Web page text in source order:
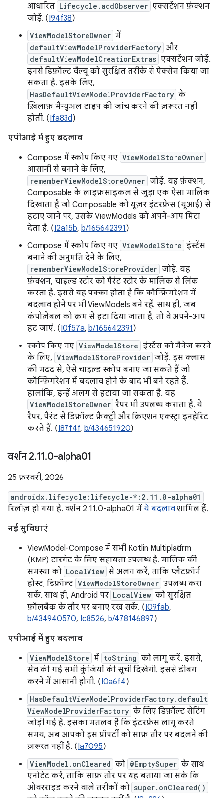
आधारित Lifecycle.addObserver एक्सटेंशन फ़ंक्शन
जोड़ें. (I94f38)
ViewModelStoreOwner में
defaultViewModelProviderFactory और
defaultViewModelCreationExtras एक्सटेंशन जोड़ें.
इनसे डिफ़ॉल्ट वैल्यू को सुरक्षित तरीके से ऐक्सेस किया जा
सकता है. इसके लिए,
HasDefaultViewModelProviderFactory के
ख़िलाफ़ मैन्युअल टाइप की जांच करने की ज़रूरत नहीं
होती. (Ifa83d)
एपीआई में हुए बदलाव
Compose में स्कोप किए गए ViewModelStoreOwner
आसानी से बनाने के लिए,
rememberViewModelStoreOwner जोड़ें. यह फ़ंक्शन,
Composable के लाइफ़साइकल से जुड़ा एक ऐसा मालिक
दिखाता है जो Composable को यूज़र इंटरफ़ेस (यूआई) से
हटाए जाने पर, उसके ViewModels को अपने-आप मिटा
देता है. (I2a15b, b/165642391 )
Compose में स्कोप किए गए ViewModelStore इंस्टेंस
बनाने की अनुमति देने के लिए,
rememberViewModelStoreProvider जोड़ें. यह
फ़ंक्शन, चाइल्ड स्टोर को पैरंट स्टोर के मालिक से लिंक
करता है. इससे यह पक्का होता है कि कॉन्फ़िगरेशन में
बदलाव होने पर भी ViewModels बने रहें. साथ ही, जब
कंपोज़ेबल को क्रम से हटा दिया जाता है, तो वे अपने-आप
हट जाएं. (I0f57a, b/165642391 )
स्कोप किए गए ViewModelStore इंस्टेंस को मैनेज करने
के लिए, ViewModelStoreProvider जोड़ें. इस क्लास
की मदद से, ऐसे चाइल्ड स्कोप बनाए जा सकते हैं जो
कॉन्फ़िगरेशन में बदलाव होने के बाद भी बने रहते हैं.
हालांकि, इन्हें अलग से हटाया जा सकता है. यह
ViewModelStoreOwner रैपर भी उपलब्ध कराता है. ये
रैपर, पैरंट से डिफ़ॉल्ट फ़ैक्ट्री और क्रिएशन एक्स्ट्रा इनहेरिट
करते हैं. (I87f4f, b/434651920)
वर्शन 2.11.0-alpha01
25 फ़रवरी, 2026
androidx.lifecycle:lifecycle-*:2.11.0-alpha01
रिलीज़ हो गया है. वर्शन 2.11.0-alpha01 में ये बदलाव शामिल हैं.
नई सुविधाएं
ViewModel-Compose में सभी Kotlin Multiplatform
(KMP) टारगेट के लिए सहायता उपलब्ध है. मालिक की
समस्या को LocalView से अलग करें, ताकि प्लैटफ़ॉर्म
होस्ट, डिफ़ॉल्ट ViewModelStoreOwner उपलब्ध करा
सकें. साथ ही, Android पर LocalView को सुरक्षित
फ़ॉलबैक के तौर पर बनाए रख सकें. (I09fab,
b/434940570, Ic8526, b/478146897)
एपीआई में हुए बदलाव
ViewModelStore में toString को लागू करें. इससे,
सेव की गई सभी कुंजियों की सूची दिखेगी. इससे डीबग
करने में आसानी होगी. (I0a6f4)
HasDefaultViewModelProviderFactory.default
ViewModelProviderFactory के लिए डिफ़ॉल्ट सेटिंग
जोड़ी गई है. इसका मतलब है कि इंटरफ़ेस लागू करते
समय, अब आपको इस प्रॉपर्टी को साफ़ तौर पर बदलने की
ज़रूरत नहीं है. (Ia7095)
ViewModel.onCleared को @EmptySuper के साथ
एनोटेट करें, ताकि साफ़ तौर पर यह बताया जा सके कि
ओवरराइड करने वाले तरीकों को super.onCleared()